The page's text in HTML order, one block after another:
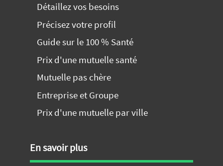
Détaillez vos besoins
Précisez votre profil
Guide sur le 100 % Santé
Prix d'une mutuelle santé
Mutuelle pas chère
Entreprise et Groupe
Prix d'une mutuelle par ville
En savoir plus